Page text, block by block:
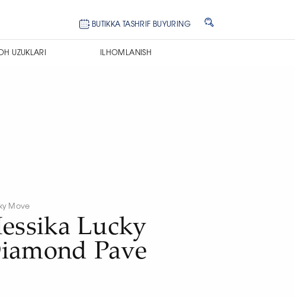
BUTIKKA TASHRIF BUYURING
UZUKLARI ILHOMLANISH
Move
Lucky
Pave